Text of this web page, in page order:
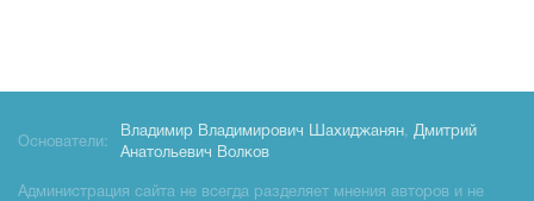
Основатели:
Владимир Владимирович Шахиджанян, Дмитрий
Анатольевич Волков
Администрация сайта не всегда разделяет мнения авторов и не